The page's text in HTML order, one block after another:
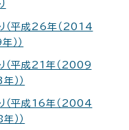
（平成26年（2014
））
（平成21年（2009
））
（平成16年（2004
））